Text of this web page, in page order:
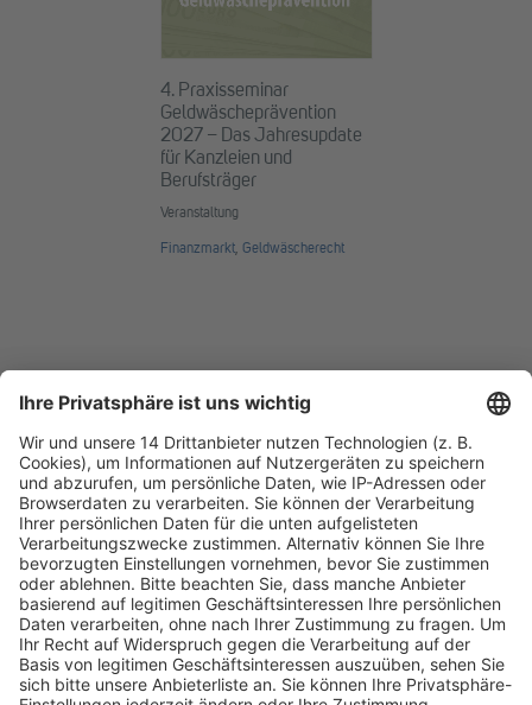
4. Praxisseminar
Geldwäscheprävention
2027 – Das Jahresupdate
für Kanzleien und
Berufsträger
Veranstaltung
Finanzmarkt, Geldwäscherecht
Fachmedien Recht und Wirtschaft
Ein Fachbereich der
dfv Mediengruppe
Mainzer Landstr. 251
60326 Frankfurt am Main